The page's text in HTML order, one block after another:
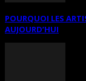
POURQUOI LES
AUJOURD’HUI